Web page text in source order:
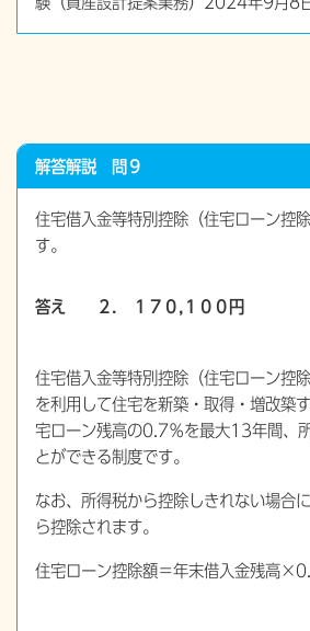
解答解説 問９
住宅借入金等特別控除（住宅ローン控
す。
答え ２． １７０,１００円
住宅借入金等特別控除（住宅ローン控
を利用して住宅を新築・取得・増改築
宅ローン残高の0.7％を最大13年間、
とができる制度です。
なお、所得税から控除しきれない場合
ら控除されます。
住宅ローン控除額＝年末借入金残高